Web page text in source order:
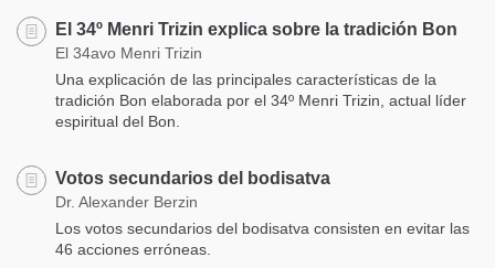
El 34º Menri Trizin explica sobre la tradición Bon
El 34avo Menri Trizin
Una explicación de las principales características de la
tradición Bon elaborada por el 34º Menri Trizin, actual líder
espiritual del Bon.
Votos secundarios del bodisatva
Dr. Alexander Berzin
Los votos secundarios del bodisatva consisten en evitar las
46 acciones erróneas.